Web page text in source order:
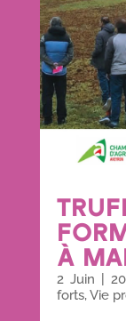
À
2 Juin |
forts,Vie